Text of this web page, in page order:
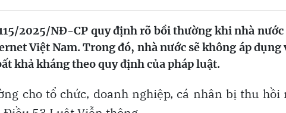
2025/NĐ-CP quy định rõ bồi thường khi nhà
Việt Nam. Trong đó, nhà nước sẽ không áp dụng
khả kháng theo quy định của pháp luật.
cho tổ chức, doanh nghiệp, cá nhân bị thu hồi